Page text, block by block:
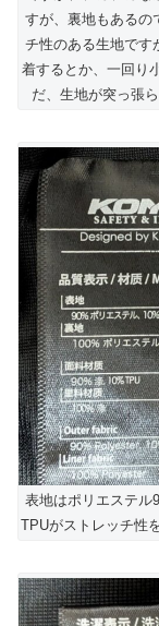
すが、裏地もあるの
チ性のある生地です
着するとか、一回り
だ、生地が突っ張
表地はポリエステ
TPUがストレッチ性